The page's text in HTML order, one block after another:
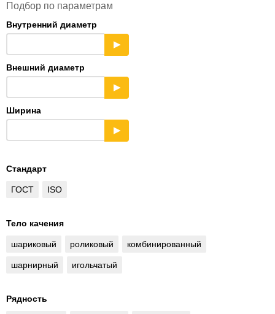
Подбор по параметрам
Внутренний диаметр
▶
Внешний диаметр
▶
Ширина
▶
Стандарт
ГОСТ ISO
Тело качения
шариковый роликовый комбинированный
шарнирный игольчатый
Рядность